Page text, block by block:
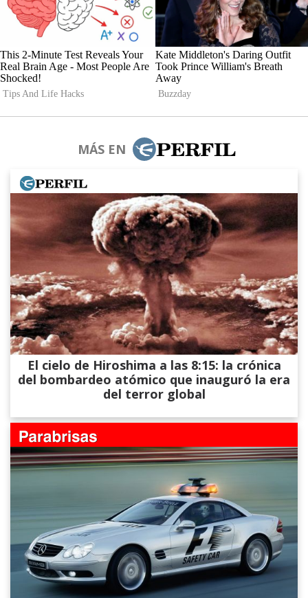
MÁS EN
El cielo de Hiroshima a las 8:15: la crónica
del bombardeo atómico que inauguró la era
del terror global